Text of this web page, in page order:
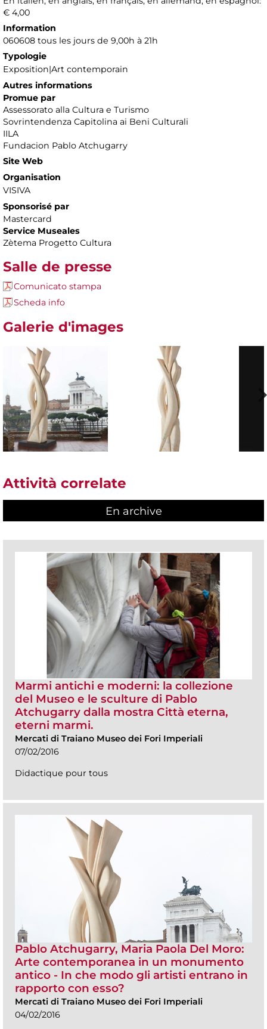
€ 4,00
Information
060608 tous les jours de 9,00h à 21h
Typologie
Exposition|Art contemporain
Autres informations
Promue par
Assessorato alla Cultura e Turismo
Sovrintendenza Capitolina ai Beni Culturali
IILA
Fundacion Pablo Atchugarry
Site Web
Organisation
VISIVA
Sponsorisé par
Mastercard
Service Museales
Zètema Progetto Cultura
Salle de presse
Comunicato stampa
Scheda info
Galerie d'images
Attività correlate
En archive
Marmi antichi e moderni: la collezione
del Museo e le sculture di Pablo
Atchugarry dalla mostra Città eterna,
eterni marmi.
Mercati di Traiano Museo dei Fori Imperiali
07/02/2016
Didactique pour tous
Pablo Atchugarry, Maria Paola Del Moro:
Arte contemporanea in un monumento
antico - In che modo gli artisti entrano in
rapporto con esso?
Mercati di Traiano Museo dei Fori Imperiali
04/02/2016